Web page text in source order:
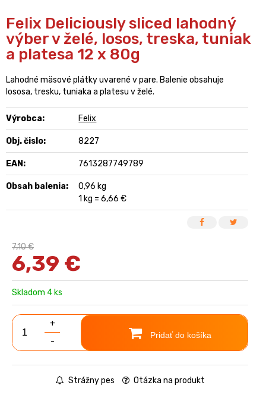
Felix Deliciously sliced lahodný
výber v želé, losos, treska, tuniak
a platesa 12 x 80g
Lahodné mäsové plátky uvarené v pare. Balenie obsahuje
lososa, tresku, tuniaka a platesu v želé.
Výrobca: Felix
Obj. čislo: 8227
EAN: 7613287749789
Obsah balenia:
0,96 kg
1 kg = 6,66 €
7,10 €
6,39 €
Skladom 4 ks
+
-
Pridať do košíka
Strážny pes Otázka na produkt